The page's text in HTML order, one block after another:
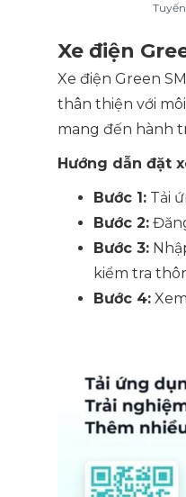
Xe điện
Xe điện Green
thân thiện với
mang đến hành
Hướng dẫn đặt
Bước 1: Tải
Bước 2:
Bước 3:
kiểm tra
Bước 4: